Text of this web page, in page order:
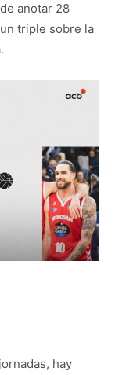
anotar 28
triple sobre la
hay